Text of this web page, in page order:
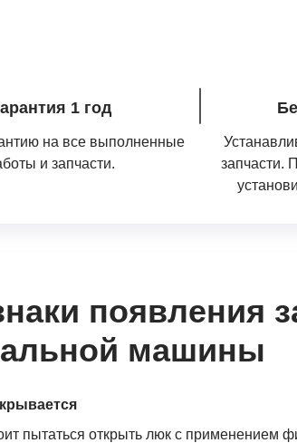
1 год
на все выполненные
и запчасти.
запчасти.
появления
машины
пытаться открыть люк с применением